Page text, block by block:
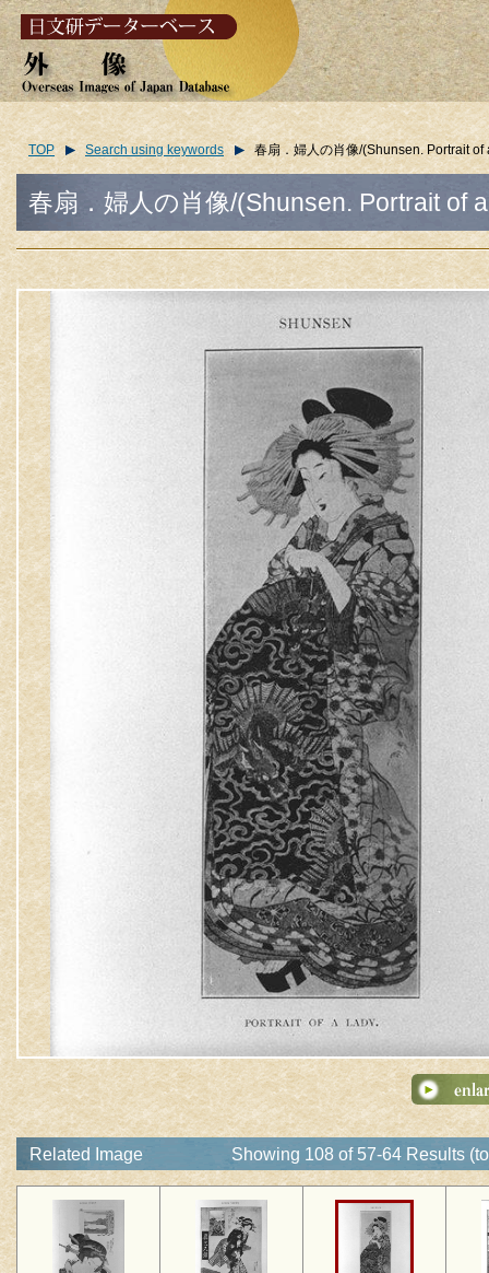
TOP Search using keywords 春扇．婦人の肖像/(Shunsen. Portrait of
春扇．婦人の肖像/(Shunsen. Portrait of
Related Image Showing 108 of 57-64 Results